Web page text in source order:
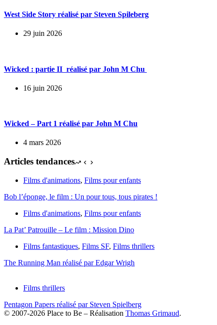
West Side Story réalisé par Steven Spileberg
29 juin 2026
Wicked : partie II réalisé par John M Chu
16 juin 2026
Wicked – Part 1 réalisé par John M Chu
4 mars 2026
Articles tendances
Films d'animations, Films pour enfants
Bob l’éponge, le film : Un pour tous, tous pirates !
Films d'animations, Films pour enfants
La Pat’ Patrouille – Le film : Mission Dino
Films fantastiques, Films SF, Films thrillers
The Running Man réalisé par Edgar Wrigh
Films thrillers
Pentagon Papers réalisé par Steven Spielberg
© 2007-2026 Place to Be – Réalisation Thomas Grimaud.